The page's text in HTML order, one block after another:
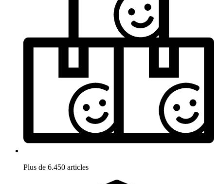
Plus de 6.450 articles